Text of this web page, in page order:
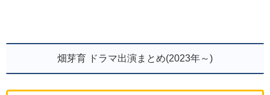
畑芽育 ドラマ出演まとめ(2023年～)